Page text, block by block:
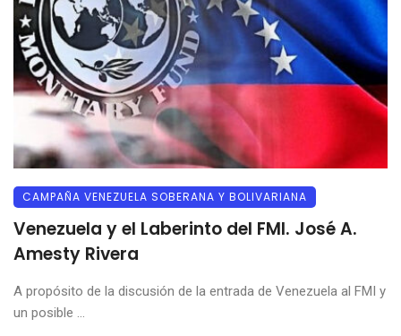
CAMPAÑA VENEZUELA SOBERANA Y BOLIVARIANA
Venezuela y el Laberinto del FMI. José A.
Amesty Rivera
A propósito de la discusión de la entrada de Venezuela al FMI y
un posible ...